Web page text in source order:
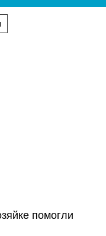
помогли